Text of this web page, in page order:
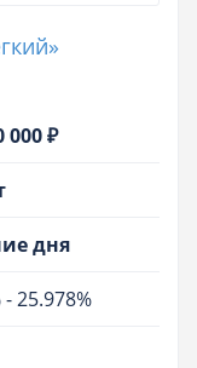
000 ₽
дня
-25.978%